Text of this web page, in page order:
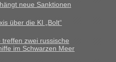
• Re: An welchem
und der Ukraine geht es am
wie geplant am Montag
zeitig los gegen 5 Uhr in der
super bis zur Grenze. Nur
neue Sanktionen
über die KI „Bolt“
treffen zwei russische
im Schwarzen Meer